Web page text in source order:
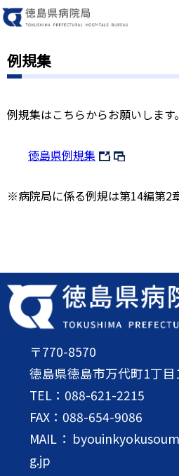
例規集
例規集はこちらからお願いします。
徳島県例規集
※病院局に係る例規は第14編第2
〒770-8570
徳島県徳島市万代町1丁目
TEL：088-621-2215
FAX：088-654-9086
MAIL：
g.jp